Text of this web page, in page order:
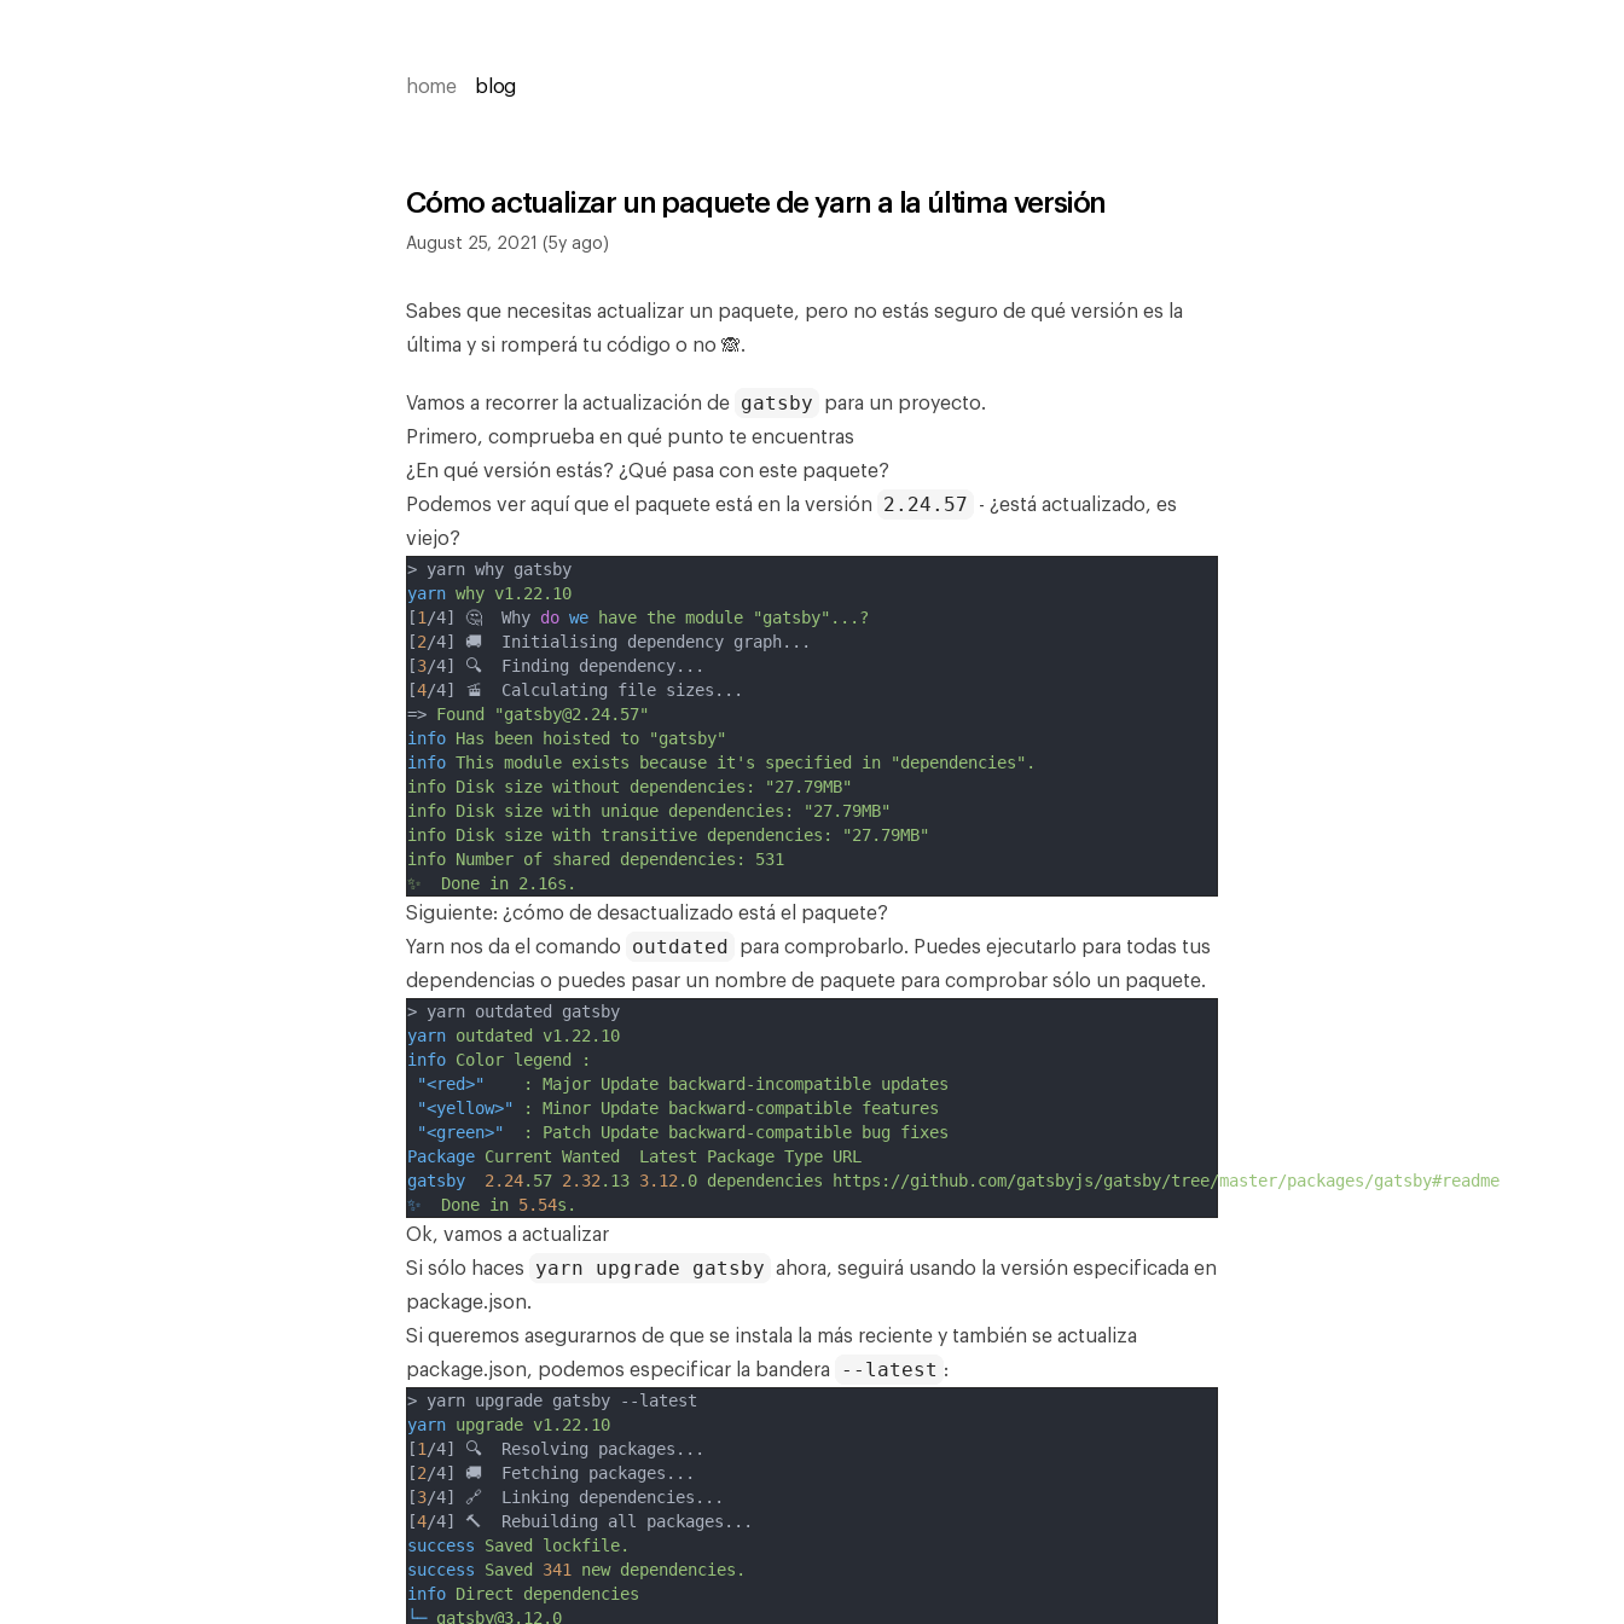
home blog
Cómo actualizar un paquete de yarn a la última versión
August 25, 2021 (5y ago)
Sabes que necesitas actualizar un paquete, pero no estás seguro de qué versión es la
última y si romperá tu código o no 🙈.
Vamos a recorrer la actualización de gatsby
para un proyecto.
Primero, comprueba en qué punto te encuentras
¿En qué versión estás? ¿Qué pasa con este paquete?
Podemos ver aquí que el paquete está en la versión
2.24.57
- ¿está actualizado, es
viejo?
> yarn why gatsby
yarn why v1.22.10
[1 /4] 🤔  Why do we have the module
"gatsby"...?
[2/4] 🚚  Initialising dependency graph...
[3/4] 🔍  Finding dependency...
[4/4] 🚡  Calculating file sizes...
=> Found
"gatsby@2.24.57"
info Has been hoisted to
"gatsby"
info This module exists because it's specified in "dependencies".
info Disk size without dependencies: "27.79MB"
info Disk size with unique dependencies: "27.79MB"
info Disk size with transitive dependencies: "27.79MB"
info Number of shared dependencies: 531
✨  Done in 2.16s.
Siguiente: ¿cómo de desactualizado está el paquete?
Yarn nos da el comando
outdated
para comprobarlo. Puedes ejecutarlo para todas tus
dependencias o puedes pasar un nombre de paquete para comprobar sólo un paquete.
> yarn outdated gatsby
yarn outdated
v1.22.10
info Color legend
:
"<red>"
: Major Update backward-incompatible updates
"<yellow>"
: Minor Update backward-compatible features
"<green>"
: Patch Update backward-compatible bug
fixes
Package Current Wanted Latest Package Type URL
gatsby
2.24.57 2.32 .13 3.12 .0 dependencies
https://github.com/gatsbyjs/gatsby/tree/master/packages/gatsby#readme
✨
Done in 5.54s.
Ok, vamos a actualizar
Si sólo haces
yarn upgrade gatsby
ahora, seguirá usando la versión especificada en
package.json.
Si queremos asegurarnos de que se instala la más reciente y también se actualiza
package.json, podemos especificar la bandera
--latest :
> yarn upgrade gatsby --latest
yarn upgrade v1.22.10
[1 /4] 🔍  Resolving packages...
[2/4] 🚚  Fetching packages...
[3/4] 🔗  Linking dependencies...
[4/4] 🔨  Rebuilding all packages...
success
Saved
lockfile.
success
Saved 341 new dependencies.
info Direct
dependencies
└─ gatsby@3.12.0